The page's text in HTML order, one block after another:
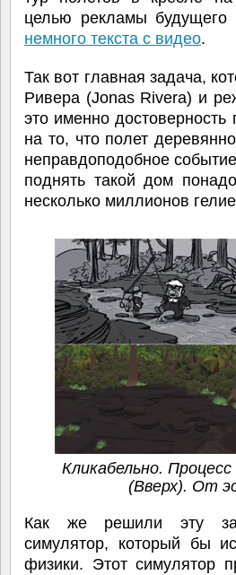
целью рекламы будущего
немного текста с видео.
Так вот главная задача,
Ривера (Jonas Rivera) и
это именно
на то, что полет
неправдоподобное
поднять такой дом
несколько миллионов
Кликабельно.
(Вверх). От
Как же решили эту
симулятор, который бы
физики. Этот симулятор